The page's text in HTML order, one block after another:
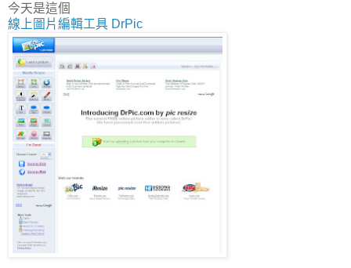
今天是這個
線上圖片編輯工具 DrPic